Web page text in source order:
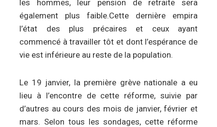
les hommes, leur pension de retraite sera
également plus faible.Cette dernière empira
l’état des plus précaires et ceux ayant
commencé à travailler tôt et dont l’espérance de
vie est inférieure au reste de la population.
Le 19 janvier, la première grève nationale a eu
lieu à l’encontre de cette réforme, suivie par
d’autres au cours des mois de janvier, février et
mars. Selon tous les sondages, cette réforme